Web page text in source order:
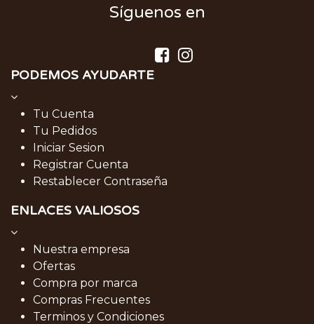
Síguenos en
PODEMOS AYUDARTE
Tu Cuenta
Tu Pedidos
Iniciar Sesion
Registrar Cuenta
Restablecer Contraseña
ENLACES VALIOSOS
Nuestra empresa
Ofertas
Compra por marca
Compras Frecuentes
Terminos y Condiciones